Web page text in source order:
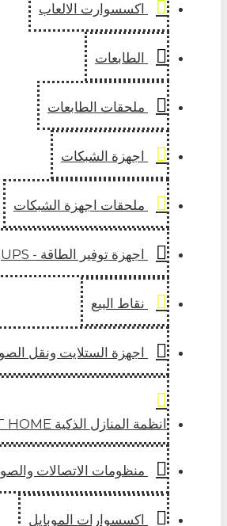
اكسسوارت الالعاب
الطابعات
ملحقات الطابعات
اجهزة الشبكات
ملحقات اجهزة الشبكات
اجهزة توفير الطاقة - UPS
نقاط البيع
اجهزة الستلايت ونقل الصورة
انظمة المنازل الذكية SMART HOME
منظومات الاتصالات والصوتيات
اكسسوارات الموبايل